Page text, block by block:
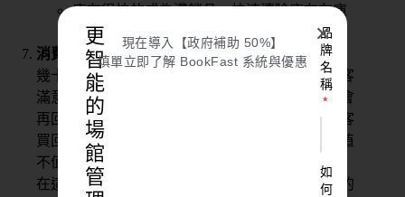
庫存很快的成為滯銷品，快速清除庫存在庫
存管理上是一門學問。
消費者滿意度
幾十年來，零售企業一直在努力尋找準確衡量顧客
滿意度的方法。大多數體驗不愉快的客戶根本不會
再回來。另外還存在一種令買家後悔的問題：顧客
買回家後意識到他們花了太多錢，或者產品的價值
不值得花這些錢。
在這兩種情況下，都不太可能會聽到有關該體驗的
更
智
能
的
場
館
管
現在導入【政府補助 50%】
填單立即了解 BookFast 系統與優惠
品
牌
名
稱
如
何
✕